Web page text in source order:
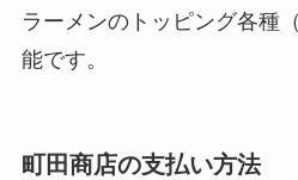
ラーメンのトッピング各種
能です。
町田商店の支払い方法